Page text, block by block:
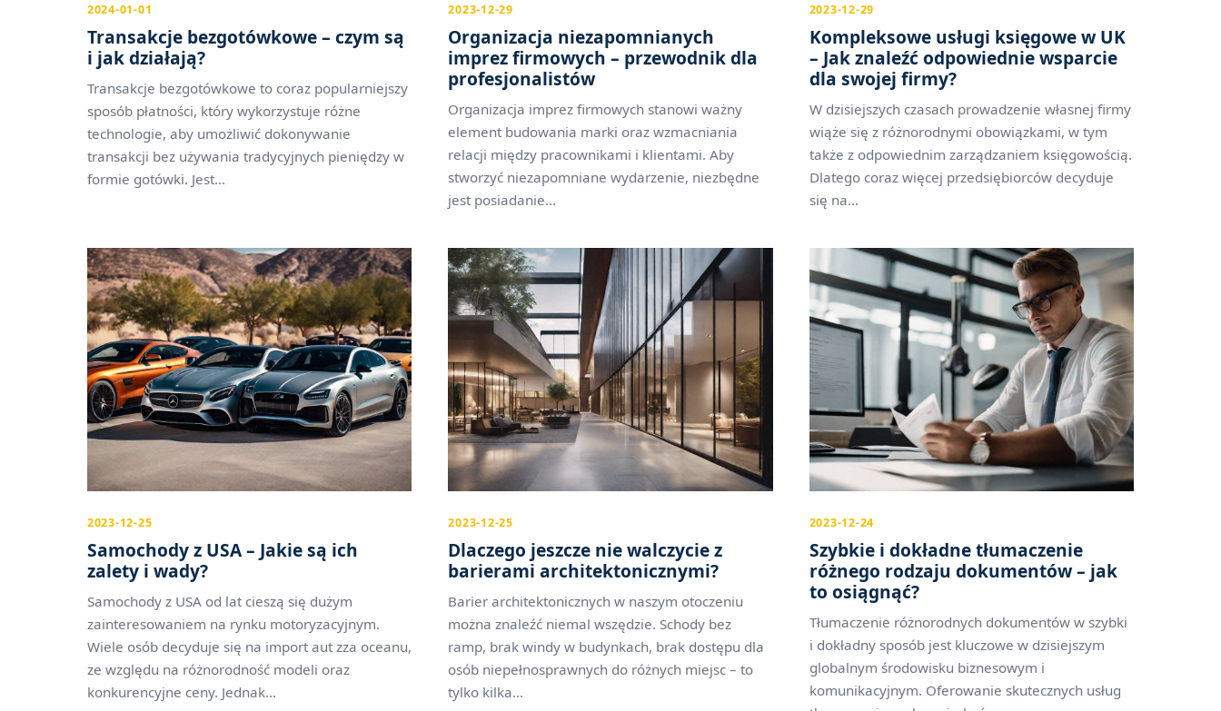
2024-01-01
Transakcje bezgotówkowe – czym są
i jak działają?
Transakcje bezgotówkowe to coraz popularniejszy
sposób płatności, który wykorzystuje różne
technologie, aby umożliwić dokonywanie
transakcji bez używania tradycyjnych pieniędzy w
formie gotówki. Jest...
2023-12-29
Organizacja niezapomnianych
imprez firmowych – przewodnik dla
profesjonalistów
Organizacja imprez firmowych stanowi ważny
element budowania marki oraz wzmacniania
relacji między pracownikami i klientami. Aby
stworzyć niezapomniane wydarzenie, niezbędne
jest posiadanie...
2023-12-29
Kompleksowe usługi księgowe w UK
– Jak znaleźć odpowiednie wsparcie
dla swojej firmy?
W dzisiejszych czasach prowadzenie własnej firmy
wiąże się z różnorodnymi obowiązkami, w tym
także z odpowiednim zarządzaniem księgowością.
Dlatego coraz więcej przedsiębiorców decyduje
się na...
2023-12-25
Samochody z USA – Jakie są ich
zalety i wady?
Samochody z USA od lat cieszą się dużym
zainteresowaniem na rynku motoryzacyjnym.
Wiele osób decyduje się na import aut zza oceanu,
ze względu na różnorodność modeli oraz
konkurencyjne ceny. Jednak...
2023-12-25
Dlaczego jeszcze nie walczycie z
barierami architektonicznymi?
Barier architektonicznych w naszym otoczeniu
można znaleźć niemal wszędzie. Schody bez
ramp, brak windy w budynkach, brak dostępu dla
osób niepełnosprawnych do różnych miejsc – to
tylko kilka...
2023-12-24
Szybkie i dokładne tłumaczenie
różnego rodzaju dokumentów – jak
to osiągnąć?
Tłumaczenie różnorodnych dokumentów w szybki
i dokładny sposób jest kluczowe w dzisiejszym
globalnym środowisku biznesowym i
komunikacyjnym. Oferowanie skutecznych usług